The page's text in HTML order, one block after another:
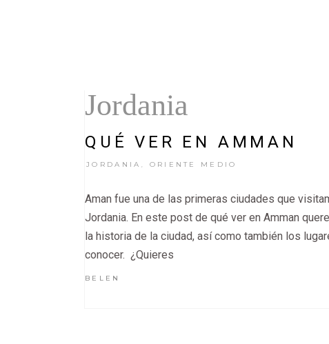
Jordania
QUÉ VER EN AMMAN
JORDANIA ORIENTE MEDIO
Aman fue una de las primeras ciudades que
Jordania. En este post de qué ver en Amman
la historia de la ciudad, así como también los
conocer. ¿Quieres
BELEN